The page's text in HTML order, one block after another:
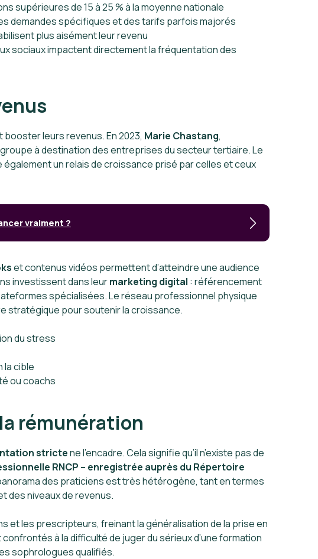
supérieures de 15 à 25 % à la moyenne nationale
demandes spécifiques et des tarifs parfois majorés
plus aisément leur revenu
sociaux impactent directement la fréquentation des
leurs revenus. En 2023, Marie Chastang,
à destination des entreprises du secteur tertiaire. Le
un relais de croissance prisé par celles et ceux
vraiment ?
et contenus vidéos permettent d’atteindre une audience
investissent dans leurmarketing digital : référencement
spécialisées. Le réseau professionnel physique
stratégique pour soutenir la croissance.
du stress
la cible
ou coachs
rémunération
strictene l’encadre. Cela signifie qu’il n’existe pas de
RNCP – enregistrée auprès du Répertoire
des praticiens est très hétérogène, tant en termes
des niveaux de revenus.
et les prescripteurs, freinant la généralisation de la prise en
à la difficulté de juger du sérieux d’une formation
sophrologues qualifiés.